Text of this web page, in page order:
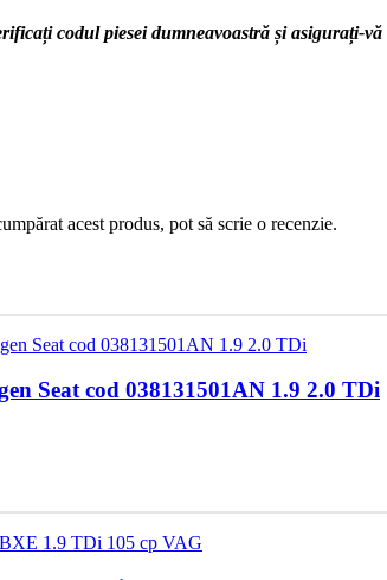
codul piesei dumneavoastră și asigurați-
acest produs, pot să scrie o recenzie.
Seat cod 038131501AN 1.9 2.0 TDi